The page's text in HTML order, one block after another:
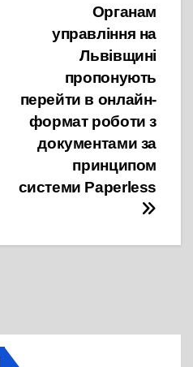
Органам
управління на
Львівщині
пропонують
перейти в онлайн-
формат роботи з
документами за
принципом
системи Paperless